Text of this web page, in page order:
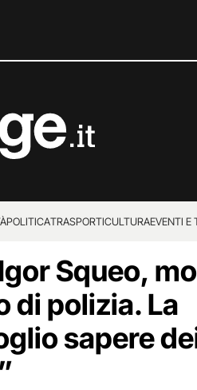
POLITICATRASPORTICULTURAEVENTI E
Squeo,
di polizia. La
sapere